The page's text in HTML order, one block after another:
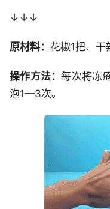
↓↓↓
原材料： 花椒1把、干
操作方法：每次将冻
泡1—3次。